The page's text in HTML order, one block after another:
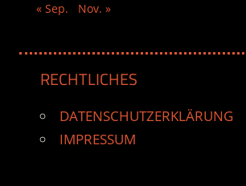
« Sep.
Nov. »
RECHTLICHES
DATENSCHUTZERKLÄRUNG
IMPRESSUM